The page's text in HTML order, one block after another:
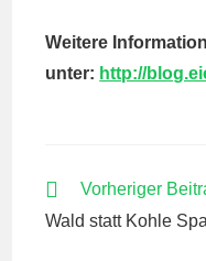
Weitere
unter: http://
WEITERE
ANSEHEN
Vorheriger
Wald statt Kohle